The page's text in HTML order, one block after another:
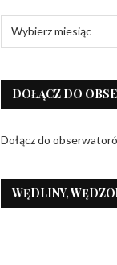
DOŁĄCZ DO
Dołącz do
WĘDLINY,